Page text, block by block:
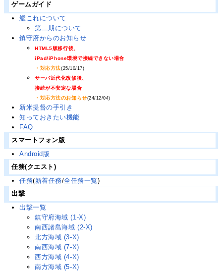
ゲームガイド
艦これについて
第二期について
鎮守府からのお知らせ
HTML5版移行後、
iPad/iPhone環境で接続できない場合
・対応方法(25/10/17)
サーバ近代化改修後、
接続が不安定な場合
・対応方法のお知らせ(24/12/04)
新米提督の手引き
知っておきたい機能
FAQ
スマートフォン版
Android版
任務(クエスト)
任務(新着任務/全任務一覧)
出撃
出撃一覧
鎮守府海域 (1-X)
南西諸島海域 (2-X)
北方海域 (3-X)
南西海域 (7-X)
西方海域 (4-X)
南方海域 (5-X)